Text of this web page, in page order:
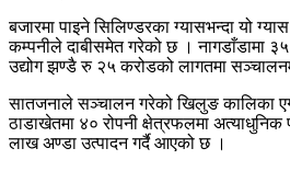
बजारमा पाइने सिलिण्डरका ग्यासभन्दा यो
कम्पनीले दाबीसमेत गरेको छ । नागडाँडामा
उद्योग झण्डै रु २५ करोडको लागतमा
सातजनाले सञ्चालन गरेको खिलुङ कालिका
ठाडाखेतमा ४० रोपनी क्षेत्रफलमा
लाख अण्डा उत्पादन गर्दै आएको छ ।